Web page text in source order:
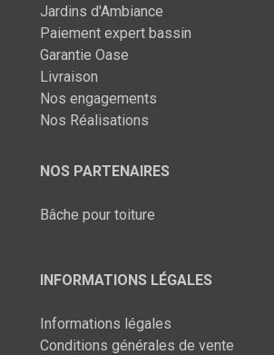
Jardins d'Ambiance
Paiement expert bassin
Garantie Oase
Livraison
Nos engagements
Nos Réalisations
NOS PARTENAIRES
Bâche pour toiture
INFORMATIONS LÉGALES
Informations légales
Conditions générales de vente